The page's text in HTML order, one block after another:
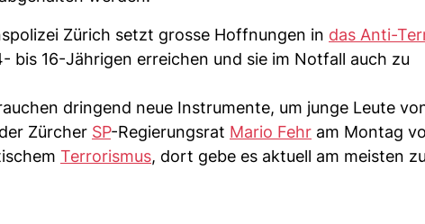
Zürich setzt grosse Hoffnungen in das Anti-
bis 16-Jährigen erreichen und sie im Notfall auch zu
dringend neue Instrumente, um junge Leute
Zürcher SP-Regierungsrat Mario Fehr am Montag
Terrorismus, dort gebe es aktuell am meisten zu